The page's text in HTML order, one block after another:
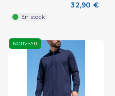
32,90 €
En stock
NOUVEAU